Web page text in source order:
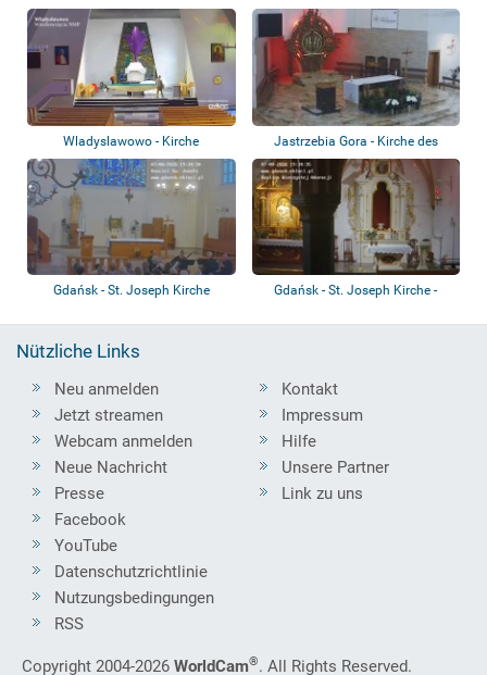
Heiligen Dre...
Geburt der...
Wladyslawowo - Kirche
Jastrzebia Gora - Kirche des
Heiligen Ig...
Gdańsk - St. Joseph Kirche
Gdańsk - St. Joseph Kirche -
Nützliche Links
Neu anmelden
Jetzt streamen
Webcam anmelden
Neue Nachricht
Presse
Kontakt
Impressum
Hilfe
Unsere Partner
Link zu uns
Facebook
YouTube
Datenschutzrichtlinie
Nutzungsbedingungen
RSS
Copyright 2004-2026 WorldCam®. All Rights Reserved.